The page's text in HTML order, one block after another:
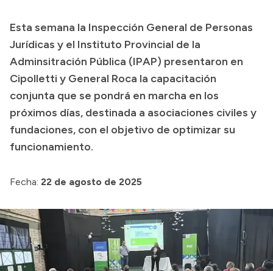
Boletín Oficial
Compras y licitaciones
Consulta de expedientes
Consulta de pago a proveedores
Convocatorias
Intranet
Esta semana la Inspección General de Personas
Jurídicas y el Instituto Provincial de la
Adminsitración Pública (IPAP) presentaron en
Cipolletti y General Roca la capacitación
conjunta que se pondrá en marcha en los
próximos días, destinada a asociaciones civiles y
fundaciones, con el objetivo de optimizar su
funcionamiento.
Fecha: 22 de agosto de 2025